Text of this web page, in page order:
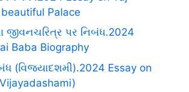
Palace
જીવનચરિત્ર પર નિબંધ.2024
Baba Biography
(વિજયાદશમી).2024 Essay on